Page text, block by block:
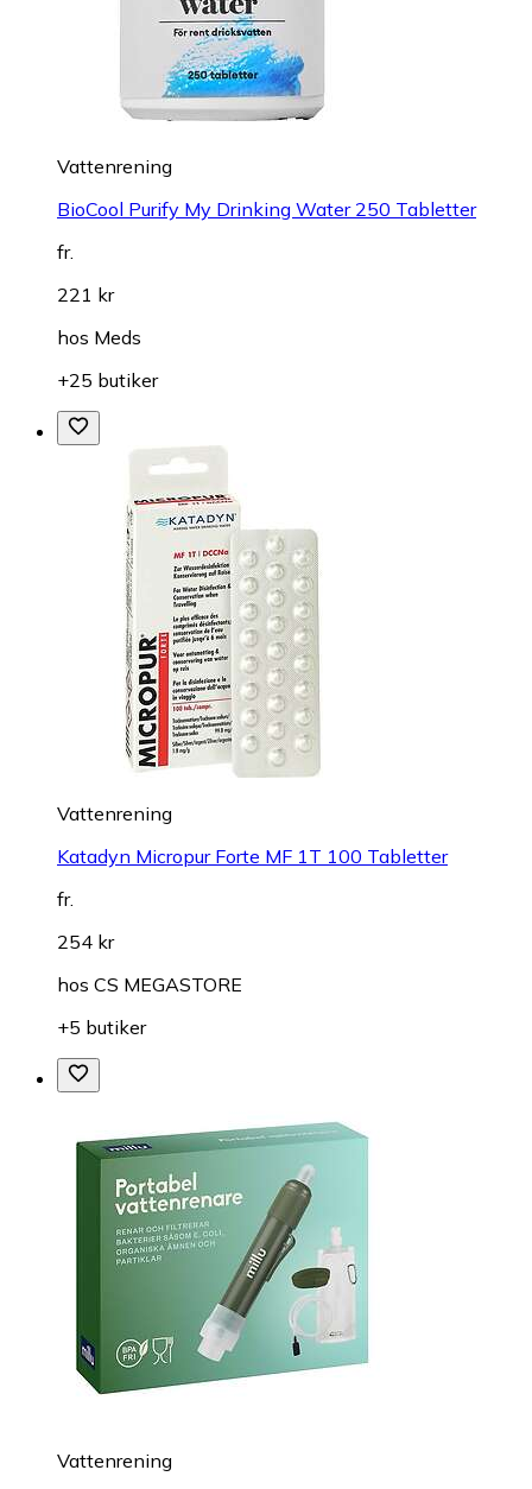
Vattenrening
BioCool Purify My Drinking Water 250 Tabletter
fr.
221 kr
hos Meds
+25 butiker
Vattenrening
Katadyn Micropur Forte MF 1T 100 Tabletter
fr.
254 kr
hos CS MEGASTORE
+5 butiker
Vattenrening